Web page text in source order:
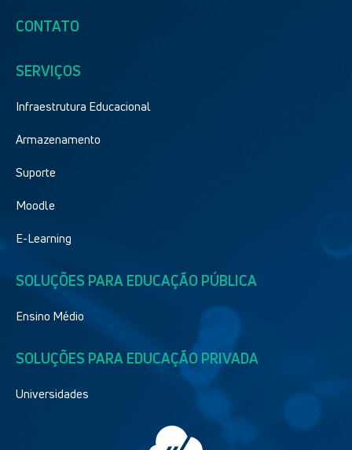
CONTATO
SERVIÇOS
Infraestrutura Educacional
Armazenamento
Suporte
Moodle
E-Learning
SOLUÇÕES PARA EDUCAÇÃO PÚBLICA
Ensino Médio
SOLUÇÕES PARA EDUCAÇÃO PRIVADA
Universidades